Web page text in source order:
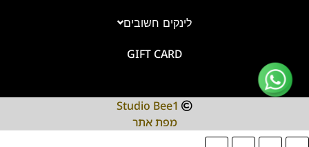
לינקים חשובים
GIFT CARD
Studio Bee1
מפת אתר